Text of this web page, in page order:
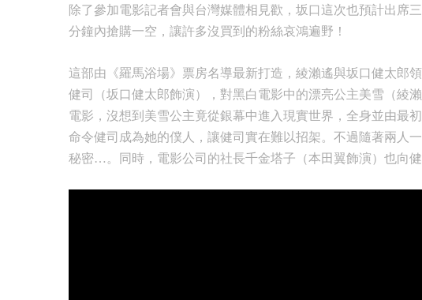
除了參加電影記者會與台灣媒體相見歡，坂口這次也預計出席
分鐘內搶購一空，讓許多沒買到的粉絲哀鴻遍野！
這部由《羅馬浴場》票房名導最新打造，綾瀨遙與坂口健太郎
健司（坂口健太郎飾演），對黑白電影中的漂亮公主美雪（綾
電影，沒想到美雪公主竟從銀幕中進入現實世界，全身並由最
命令健司成為她的僕人，讓健司實在難以招架。不過隨著兩人
秘密…。同時，電影公司的社長千金塔子（本田翼飾演）也向